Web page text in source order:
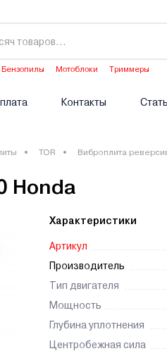
Бензопилы Мотоблоки
Триммеры
Контакты
TOR Виброплита
Honda
Характеристики
Артикул
Производитель
Тип двигателя
Мощность
Глубина уплотнения
Центробежная сила